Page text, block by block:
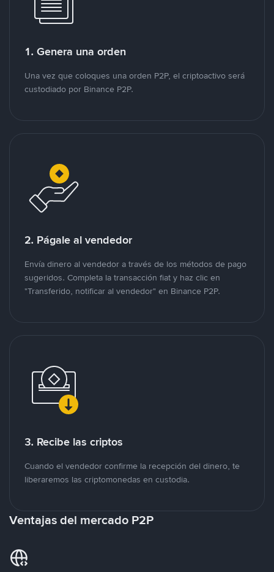
1. Genera una orden
Una vez que coloques una orden P2P, el criptoactivo será
custodiado por Binance P2P.
2. Págale al vendedor
Envía dinero al vendedor a través de los métodos de pago
sugeridos. Completa la transacción fiat y haz clic en
"Transferido, notificar al vendedor" en Binance P2P.
3. Recibe las criptos
Cuando el vendedor confirme la recepción del dinero, te
liberaremos las criptomonedas en custodia.
Ventajas del mercado P2P